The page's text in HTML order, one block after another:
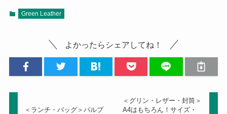
Green Leather
よかったらシェアしてね！
＜ランチ・バッグ＞パルプ
＜グリン・レザー・封筒＞
A4はもちろん！サイズ・